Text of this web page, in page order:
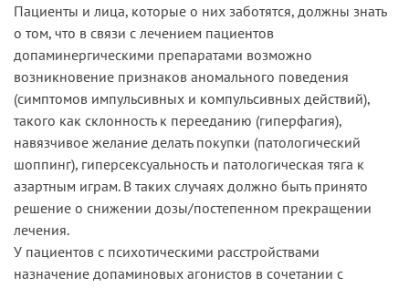
Пациенты и лица, которые о них заботятся, должны знать
о том, что в связи с лечением пациентов
допаминергическими препаратами возможно
возникновение признаков аномального поведения
(симптомов импульсивных и компульсивных действий),
такого как склонность к перееданию (гиперфагия),
навязчивое желание делать покупки (патологический
шоппинг), гиперсексуальность и патологическая тяга к
азартным играм. В таких случаях должно быть принято
решение о снижении дозы/постепенном прекращении
лечения.
У пациентов с психотическими расстройствами
назначение допаминовых агонистов в сочетании с